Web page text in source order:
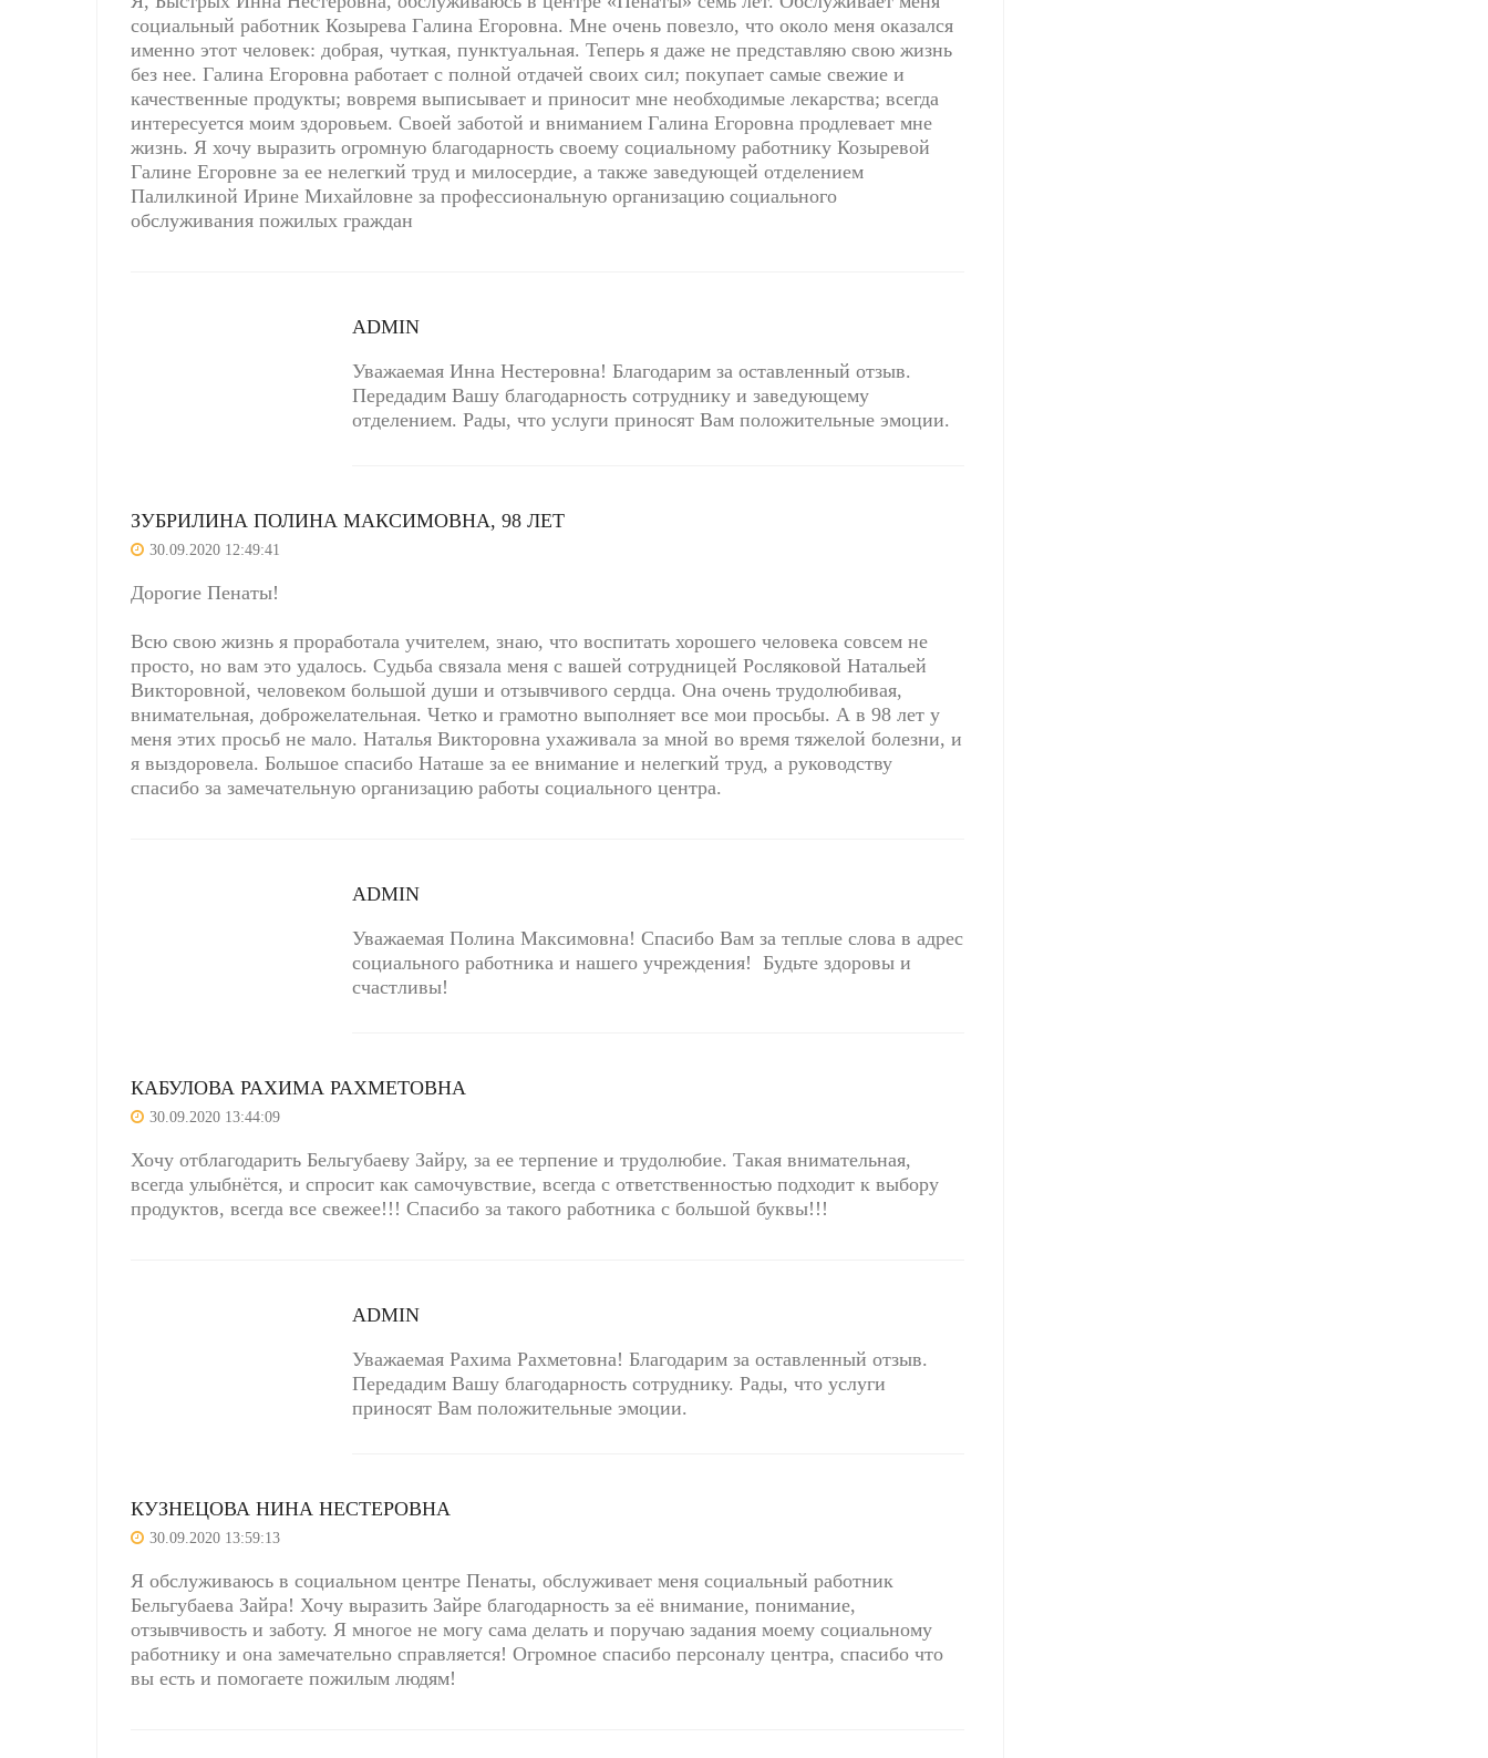
социальный работник Козырева Галина Егоровна. Мне очень повезло, что около меня оказался
именно этот человек: добрая, чуткая, пунктуальная. Теперь я даже не представляю свою жизнь
без нее. Галина Егоровна работает с полной отдачей своих сил; покупает самые свежие и
качественные продукты; вовремя выписывает и приносит мне необходимые лекарства; всегда
интересуется моим здоровьем. Своей заботой и вниманием Галина Егоровна продлевает мне
жизнь. Я хочу выразить огромную благодарность своему социальному работнику Козыревой
Галине Егоровне за ее нелегкий труд и милосердие, а также заведующей отделением
Палилкиной Ирине Михайловне за профессиональную организацию социального
обслуживания пожилых граждан
ADMIN
Уважаемая Инна Нестеровна! Благодарим за оставленный отзыв.
Передадим Вашу благодарность сотруднику и заведующему
отделением. Рады, что услуги приносят Вам положительные эмоции.
ЗУБРИЛИНА ПОЛИНА МАКСИМОВНА, 98 ЛЕТ
30.09.2020 12:49:41
Дорогие Пенаты!
Всю свою жизнь я проработала учителем, знаю, что воспитать хорошего человека совсем не
просто, но вам это удалось. Судьба связала меня с вашей сотрудницей Росляковой Натальей
Викторовной, человеком большой души и отзывчивого сердца. Она очень трудолюбивая,
внимательная, доброжелательная. Четко и грамотно выполняет все мои просьбы. А в 98 лет у
меня этих просьб не мало. Наталья Викторовна ухаживала за мной во время тяжелой болезни, и
я выздоровела. Большое спасибо Наташе за ее внимание и нелегкий труд, а руководству
спасибо за замечательную организацию работы социального центра.
ADMIN
Уважаемая Полина Максимовна! Спасибо Вам за теплые слова в адрес
социального работника и нашего учреждения! Будьте здоровы и
счастливы!
КАБУЛОВА РАХИМА РАХМЕТОВНА
30.09.2020 13:44:09
Хочу отблагодарить Бельгубаеву Зайру, за ее терпение и трудолюбие. Такая внимательная,
всегда улыбнётся, и спросит как самочувствие, всегда с ответственностью подходит к выбору
продуктов, всегда все свежее!!! Спасибо за такого работника с большой буквы!!!
ADMIN
Уважаемая Рахима Рахметовна! Благодарим за оставленный отзыв.
Передадим Вашу благодарность сотруднику. Рады, что услуги
приносят Вам положительные эмоции.
КУЗНЕЦОВА НИНА НЕСТЕРОВНА
30.09.2020 13:59:13
Я обслуживаюсь в социальном центре Пенаты, обслуживает меня социальный работник
Бельгубаева Зайра! Хочу выразить Зайре благодарность за её внимание, понимание,
отзывчивость и заботу. Я многое не могу сама делать и поручаю задания моему социальному
работнику и она замечательно справляется! Огромное спасибо персоналу центра, спасибо что
вы есть и помогаете пожилым людям!